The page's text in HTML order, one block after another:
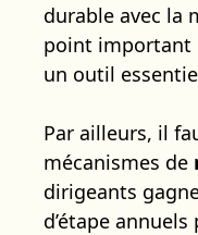
durable avec la
point important
un outil
Par ailleurs, il
mécanismes de
dirigeants
d’étape